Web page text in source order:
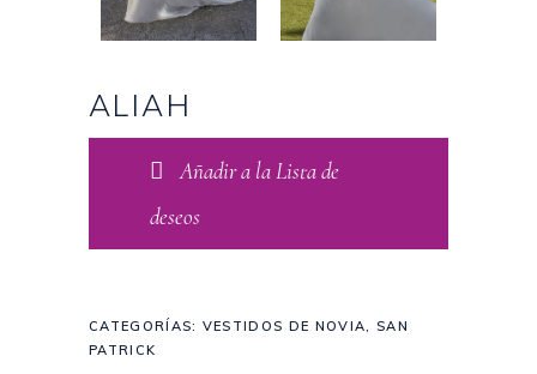
ALIAH
Añadir a la Lista de
deseos
CATEGORÍAS: VESTIDOS DE NOVIA, SAN
PATRICK